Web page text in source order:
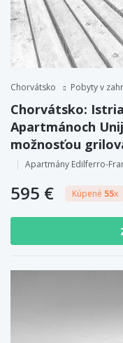
Chorvátsko Pobyty v
Chorvátsko:
Apartmánoch
možnosťou
Apartmány Edilferro-
595 € Kúpené 55x